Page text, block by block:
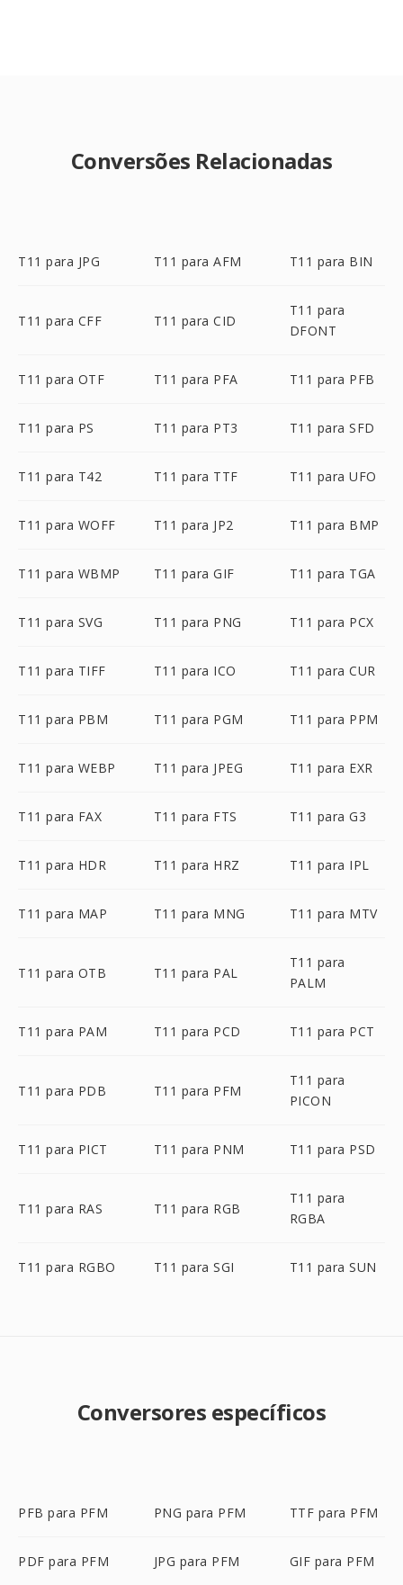
Conversões Relacionadas
T11 para JPG T11 para AFM T11 para BIN
T11 para CFF T11 para CID
T11 para
DFONT
T11 para OTF T11 para PFA T11 para PFB
T11 para PS T11 para PT3 T11 para SFD
T11 para T42 T11 para TTF T11 para UFO
T11 para WOFF T11 para JP2 T11 para BMP
T11 para WBMP T11 para GIF T11 para TGA
T11 para SVG T11 para PNG T11 para PCX
T11 para TIFF T11 para ICO T11 para CUR
T11 para PBM T11 para PGM T11 para PPM
T11 para WEBP T11 para JPEG T11 para EXR
T11 para FAX T11 para FTS T11 para G3
T11 para HDR T11 para HRZ T11 para IPL
T11 para MAP T11 para MNG T11 para MTV
T11 para OTB T11 para PAL
T11 para
PALM
T11 para PAM T11 para PCD T11 para PCT
T11 para PDB T11 para PFM
T11 para
PICON
T11 para PICT T11 para PNM T11 para PSD
T11 para RAS T11 para RGB
T11 para
RGBA
T11 para RGBO T11 para SGI T11 para SUN
Conversores específicos
PFB para PFM PNG para PFM TTF para PFM
PDF para PFM JPG para PFM GIF para PFM